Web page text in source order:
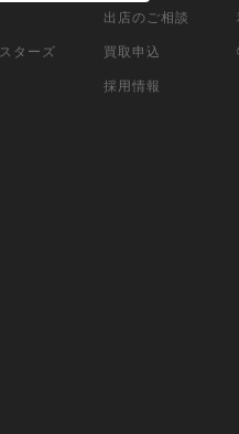
ターズ
出店のご相談
買取申込
採用情報